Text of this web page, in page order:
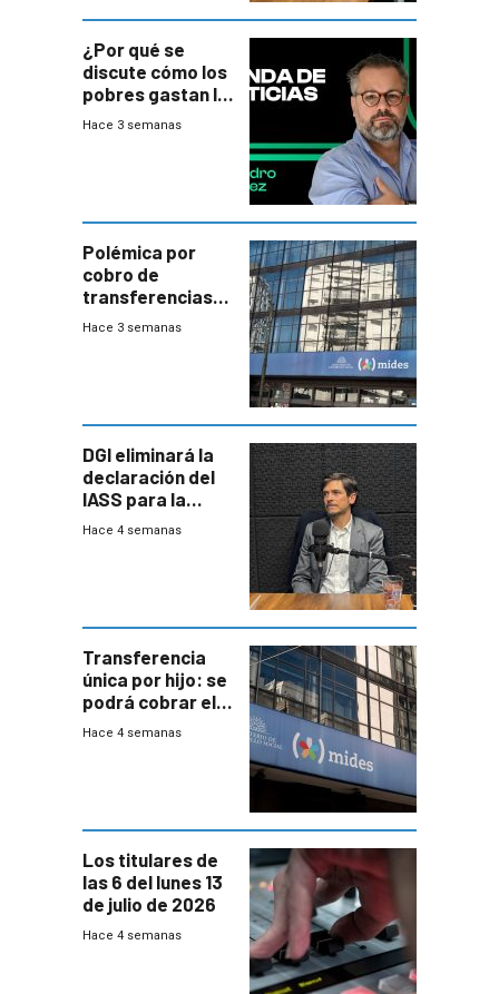
¿Por qué se
discute cómo los
pobres gastan la
plata?
Hace 3 semanas
Polémica por
cobro de
transferencias
del Mides en
Hace 3 semanas
DGI eliminará la
declaración del
IASS para la
mayoría de los
Hace 4 semanas
Transferencia
única por hijo: se
podrá cobrar el
100% en efectivo
Hace 4 semanas
Los titulares de
las 6 del lunes 13
de julio de 2026
Hace 4 semanas